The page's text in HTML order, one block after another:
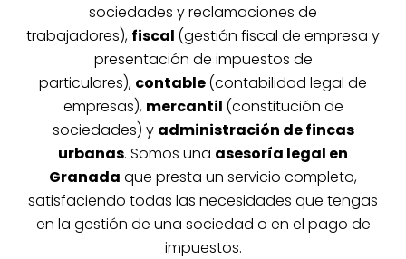
sociedades y reclamaciones de
trabajadores), fiscal (gestión fiscal de empresa y
presentación de impuestos de
particulares), contable(contabilidad legal de
empresas), mercantil (constitución de
sociedades) y administración de fincas
urbanas. Somos una asesoría legal en
Granada que presta un servicio completo,
satisfaciendo todas las necesidades que tengas
en la gestión de una sociedad o en el pago de
impuestos.